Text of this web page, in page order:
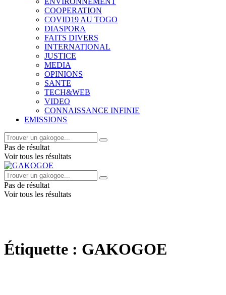
COOPERATION
COVID19 AU TOGO
DIASPORA
FAITS DIVERS
INTERNATIONAL
JUSTICE
MEDIA
OPINIONS
SANTE
TECH&WEB
VIDEO
CONNAISSANCE INFINIE
EMISSIONS
Pas de résultat
Voir tous les résultats
Pas de résultat
Voir tous les résultats
Étiquette : GAKOGOE